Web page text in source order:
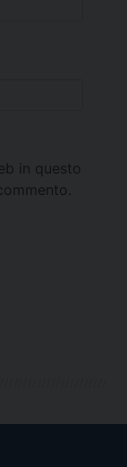
in questo